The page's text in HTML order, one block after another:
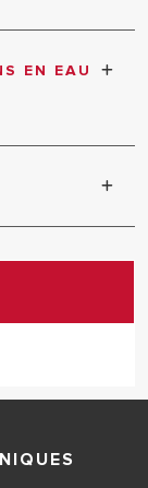
du bruit
EN EAU
de Namur,